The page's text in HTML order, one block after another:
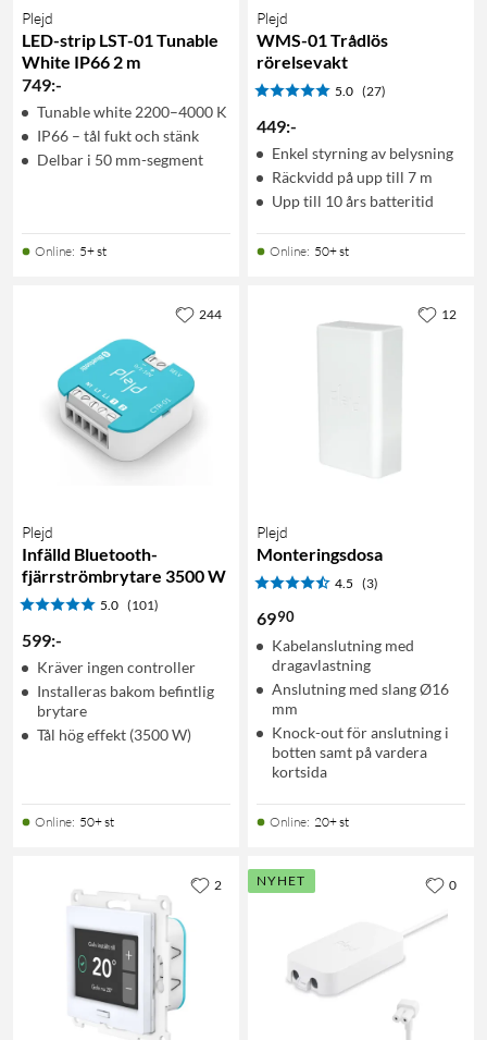
Plejd
LED-strip LST-01 Tunable
White IP66 2 m
749:-
Tunable white 2200–4000 K
IP66 – tål fukt och stänk
Delbar i 50 mm-segment
Online: 5+ st
Plejd
WMS-01 Trådlös
rörelsevakt
5.0 (27)
449:-
Enkel styrning av belysning
Räckvidd på upp till 7 m
Upp till 10 års batteritid
Online: 50+ st
Plejd
Infälld Bluetooth-
fjärrströmbrytare 3500 W
5.0 (101)
599:-
Kräver ingen controller
Installeras bakom befintlig
brytare
Tål hög effekt (3500 W)
Online: 50+ st
244
Plejd
Monteringsdosa
4.5 (3)
6990
Kabelanslutning med
dragavlastning
Anslutning med slang Ø16
mm
Knock-out för anslutning i
botten samt på vardera
kortsida
Online: 20+ st
12
2 NYHET 0